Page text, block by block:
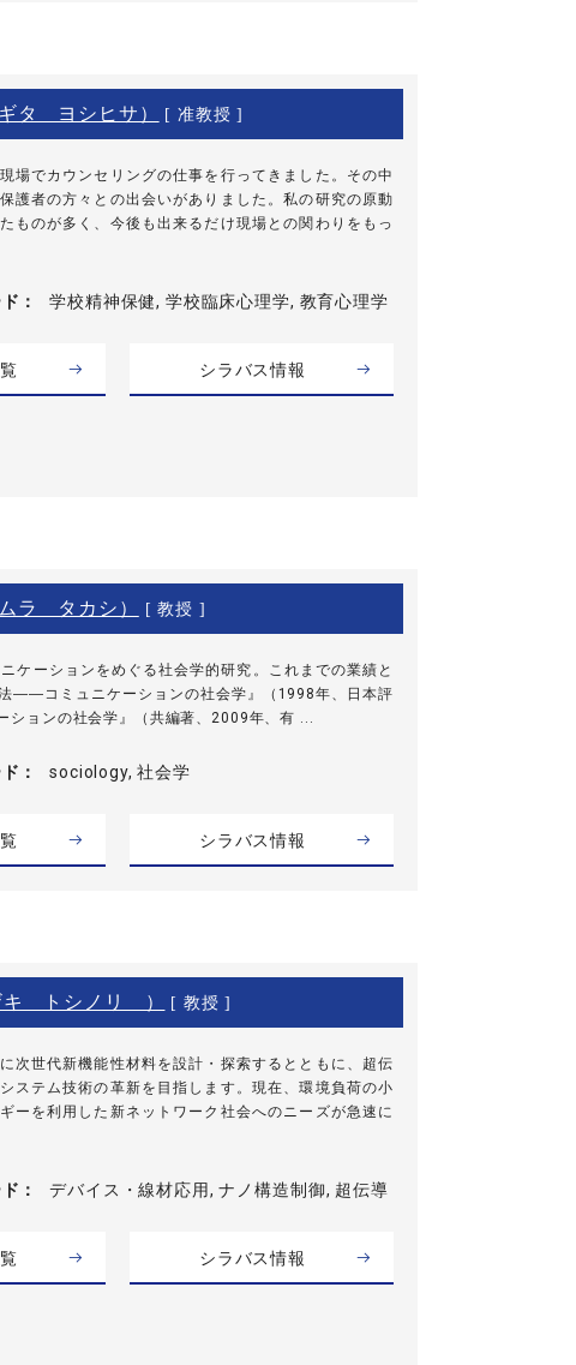
タ ヨシヒサ） [ 准教授 ]
場でカウンセリングの仕事を行ってきました。その中
護者の方々との出会いがありました。私の研究の原動
ものが多く、今後も出来るだけ現場との関わりをもっ
学校精神保健, 学校臨床心理学, 教育心理学
シラバス情報
ラ タカシ） [ 教授 ]
ケーションをめぐる社会学的研究。これまでの業績と
――コミュニケーションの社会学』（1998年、日本評
ションの社会学』（共編著、2009年、有 ...
sociology, 社会学
シラバス情報
キ トシノリ ） [ 教授 ]
次世代新機能性材料を設計・探索するとともに、超伝
ステム技術の革新を目指します。現在、環境負荷の小
ーを利用した新ネットワーク社会へのニーズが急速に
デバイス・線材応用, ナノ構造制御, 超伝導
シラバス情報